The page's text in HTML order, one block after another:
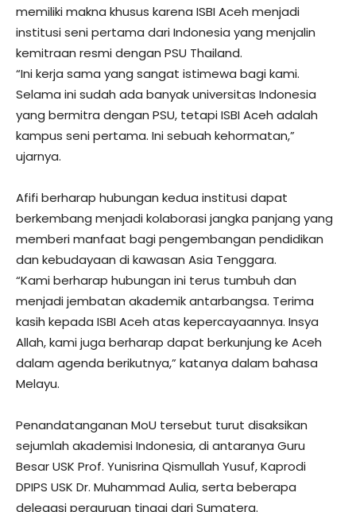
memiliki makna khusus karena ISBI Aceh menjadi
institusi seni pertama dari Indonesia yang menjalin
kemitraan resmi dengan PSU Thailand.
“Ini kerja sama yang sangat istimewa bagi kami.
Selama ini sudah ada banyak universitas Indonesia
yang bermitra dengan PSU, tetapi ISBI Aceh adalah
kampus seni pertama. Ini sebuah kehormatan,”
ujarnya.
Afifi berharap hubungan kedua institusi dapat
berkembang menjadi kolaborasi jangka panjang yang
memberi manfaat bagi pengembangan pendidikan
dan kebudayaan di kawasan Asia Tenggara.
“Kami berharap hubungan ini terus tumbuh dan
menjadi jembatan akademik antarbangsa. Terima
kasih kepada ISBI Aceh atas kepercayaannya. Insya
Allah, kami juga berharap dapat berkunjung ke Aceh
dalam agenda berikutnya,” katanya dalam bahasa
Melayu.
Penandatanganan MoU tersebut turut disaksikan
sejumlah akademisi Indonesia, di antaranya Guru
Besar USK Prof. Yunisrina Qismullah Yusuf, Kaprodi
DPIPS USK Dr. Muhammad Aulia, serta beberapa
delegasi perguruan tinggi dari Sumatera.